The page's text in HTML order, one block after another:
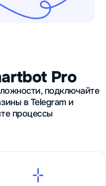
Pro
подключайте
в Telegram и
процессы